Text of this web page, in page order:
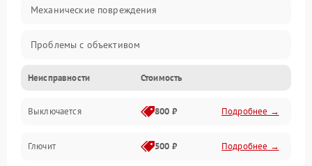
Механические повреждения
Проблемы с объективом
Электронные ошибки
Механические проблемы
Матрица и оптика
Неисправности Стоимость
Выключается 800 ₽ Подробнее →
Глючит 500 ₽ Подробнее →